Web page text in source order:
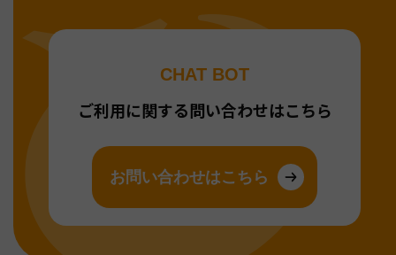
CHAT BOT
ご利用に関する問い合わせはこちら
お問い合わせはこちら